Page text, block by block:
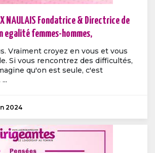
NAULAIS Fondatrice & Directrice de
egalité femmes-hommes,
Vraiment croyez en vous et vous
Si vous rencontrez des difficultés,
qu'on est seule, c'est
2024